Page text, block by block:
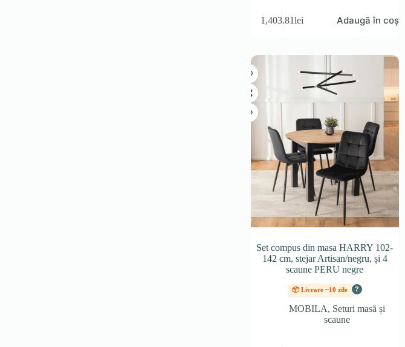
1,403.81lei Adaugă în coș
Set compus din masa HARRY 102-
142 cm, stejar Artisan/negru, și 4
scaune PERU negre
📦 Livrare ~10 zile ?
MOBILA, Seturi masă și
scaune